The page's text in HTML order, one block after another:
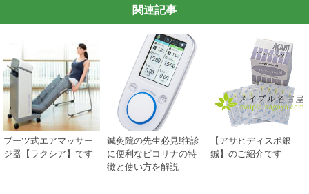
関連記事
ブーツ式エアマッサー
ジ器【ラクシア】です
鍼灸院の先生必見!往診
に便利なピコリナの特
徴と使い方を解説
【アサヒディスポ銀
鍼】のご紹介です